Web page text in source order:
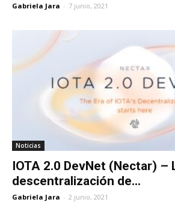
Gabriela Jara - 7 junio, 2021
Noticias
IOTA 2.0 DevNet (Nectar) –
descentralización de...
Gabriela Jara - 2 junio, 2021